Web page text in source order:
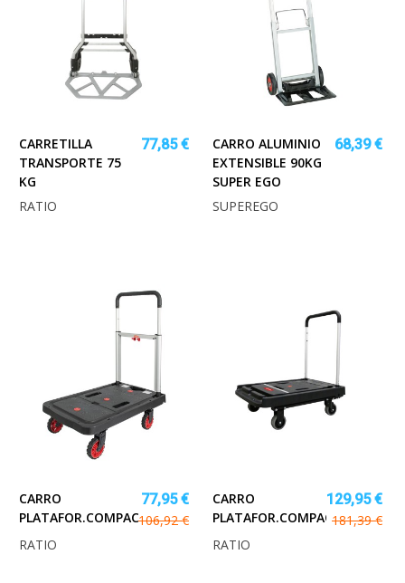
CARRETILLA
TRANSPORTE 75
KG
77,85 €
RATIO
CARRO ALUMINIO
EXTENSIBLE 90KG
SUPER EGO
68,39 €
SUPEREGO
CARRO
PLATAFOR.COMPACT.PLEGAB.MAX.135KG.
77,95 €
106,92 €
RATIO
CARRO
129,95 €
181,39 €
RATIO